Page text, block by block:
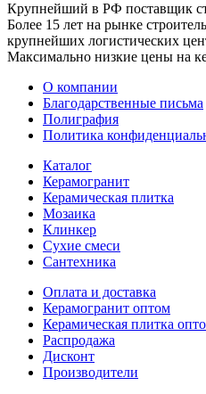
Крупнейший в РФ поставщик
Более 15 лет на рынке
крупнейших логистических
Максимально низкие цены на
О компании
Благодарственные письма
Полиграфия
Политика
Каталог
Керамогранит
Керамическая плитка
Мозаика
Клинкер
Сухие смеси
Сантехника
Оплата и доставка
Керамогранит оптом
Керамическая плитка
Распродажа
Дисконт
Производители